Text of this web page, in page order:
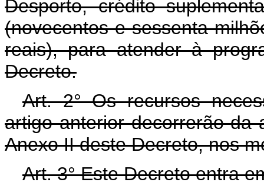
Desporto, crédito
(novecentos e sessenta
reais), para atender à
Decreto.
Art. 2° Os recursos
artigo anterior decorrerão da
Anexo II deste Decreto, nos
Art. 3° Este Decreto entra